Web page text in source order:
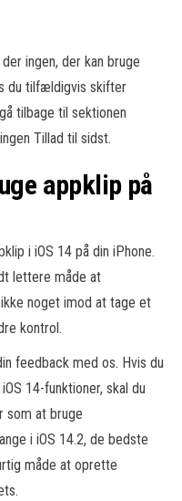
ingen, der kan bruge
du tilfældigvis skifter
tilbage til sektionen
Tillad til sidst.
appklip på
i iOS 14 på din iPhone.
lettere måde at
noget imod at tage et
kontrol.
feedback med os. Hvis du
14-funktioner, skal du
som at bruge
i iOS 14.2, de bedste
måde at oprette